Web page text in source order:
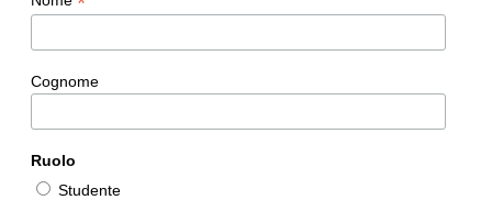
Cognome
Ruolo
Studente